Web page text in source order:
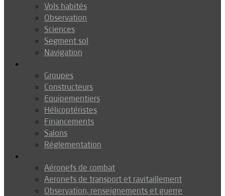
Vols habités
Observation
Sciences
Segment sol
Navigation
Groupes
Constructeurs
Equipementiers
Hélicoptéristes
Financements
Salons
Réglementation
Aéronefs de combat
Aeronefs de transport et ravitaillement
Observation, renseignements et guerre